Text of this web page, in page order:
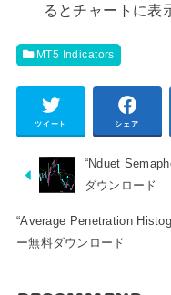
るとチャートに表
MT5 Indicators
ツイート シェア
“Nduet
ダウンロード
“Average Penetration
ー無料ダウンロード